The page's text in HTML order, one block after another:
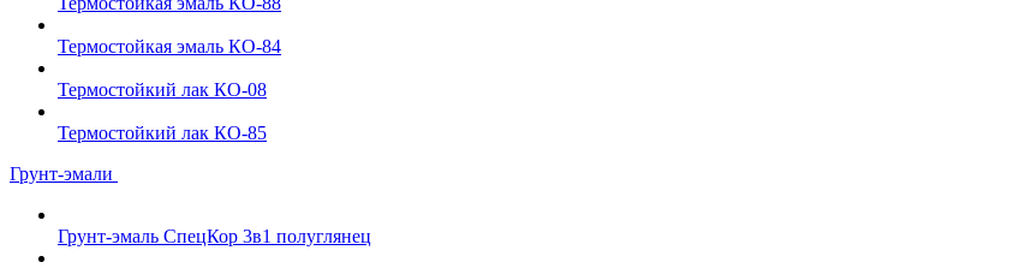
Термостойкая эмаль КО-84
Термостойкий лак КО-08
Термостойкий лак КО-85
Грунт-эмали
Грунт-эмаль СпецКор 3в1 полуглянец